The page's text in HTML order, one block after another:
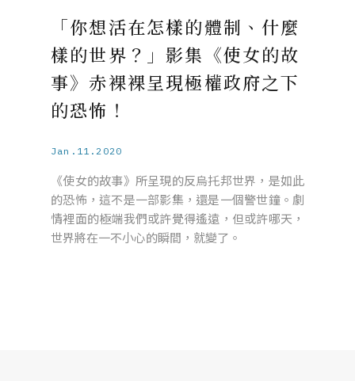
「你想活在怎樣的體制、什麼
樣的世界？」影集《使女的故
事》赤裸裸呈現極權政府之下
的恐怖！
Jan.11.2020
《使女的故事》所呈現的反烏托邦世界，是如此
的恐怖，這不是一部影集，還是一個警世鐘。劇
情裡面的極端我們或許覺得遙遠，但或許哪天，
世界將在一不小心的瞬間，就變了。